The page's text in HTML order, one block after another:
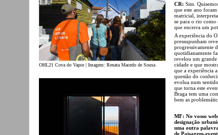
OHL21 Cova do Vapor | Imagem: Renata Macedo de Sousa
CR: Sim.
que este ano
matricial,
se para o rio como
que encerra um
A experiência do
pressupunham
progressivamente
quotidianamente
revelou um grande
cidade e que
que a experiência
questão do
evolua num
que torna este
Braga tem uma
bem as
MF: No vosso
designação
uma outra
de Paisagem-